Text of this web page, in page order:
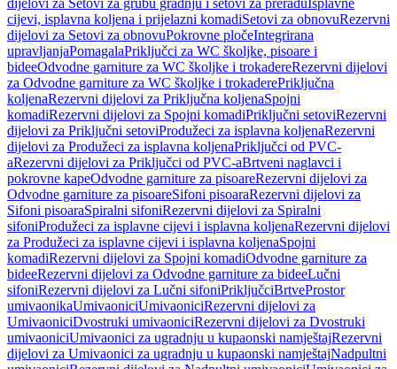
dijelovi za Setovi za grubu gradnju i setovi za preraduIsplavne
cijevi, isplavna koljena i prijelazni komadiSetovi za obnovuRezervni
dijelovi za Setovi za obnovuPokrovne pločeIntegrirana
upravljanjaPomagalaPriključci za WC školjke, pisoare i
bideeOdvodne garniture za WC školjke i trokadereRezervni dijelovi
za Odvodne garniture za WC školjke i trokaderePriključna
koljenaRezervni dijelovi za Priključna koljenaSpojni
komadiRezervni dijelovi za Spojni komadiPriključni setoviRezervni
dijelovi za Priključni setoviProdužeci za isplavna koljenaRezervni
dijelovi za Produžeci za isplavna koljenaPriključci od PVC-
aRezervni dijelovi za Priključci od PVC-aBrtveni naglavci i
pokrovne kapeOdvodne garniture za pisoareRezervni dijelovi za
Odvodne garniture za pisoareSifoni pisoaraRezervni dijelovi za
Sifoni pisoaraSpiralni sifoniRezervni dijelovi za Spiralni
sifoniProdužeci za isplavne cijevi i isplavna koljenaRezervni dijelovi
za Produžeci za isplavne cijevi i isplavna koljenaSpojni
komadiRezervni dijelovi za Spojni komadiOdvodne garniture za
bideeRezervni dijelovi za Odvodne garniture za bideeLučni
sifoniRezervni dijelovi za Lučni sifoniPriključciBrtveProstor
umivaonikaUmivaoniciUmivaoniciRezervni dijelovi za
UmivaoniciDvostruki umivaoniciRezervni dijelovi za Dvostruki
umivaoniciUmivaonici za ugradnju u kupaonski namještajRezervni
dijelovi za Umivaonici za ugradnju u kupaonski namještajNadpultni